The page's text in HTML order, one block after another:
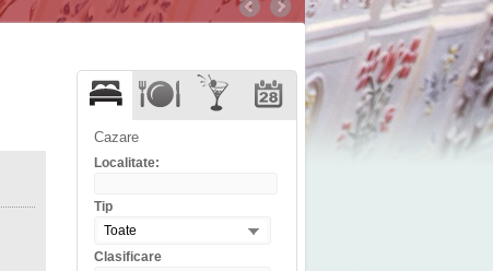
Cazare
Localitate:
Tip
Toate
Clasificare